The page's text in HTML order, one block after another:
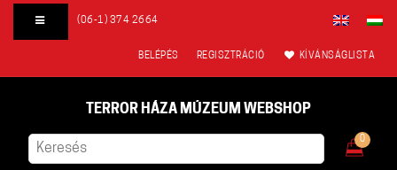
(06-1) 374 2664
BELÉPÉS REGISZTRÁCIÓ KÍVÁNSÁGLISTA
TERROR HÁZA MÚZEUM WEBSHOP
0